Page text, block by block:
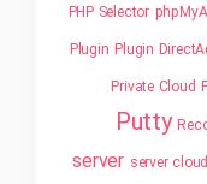
PHP Selector
Plugin Plugin
Private Cloud
Putty
server server cloud